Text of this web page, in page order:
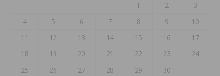
1
2
3
4
5 6 7 8 9
10
11
12 13 14 15 16
17
18
19 20 21 22 23
24
25
26 27 28 29 30